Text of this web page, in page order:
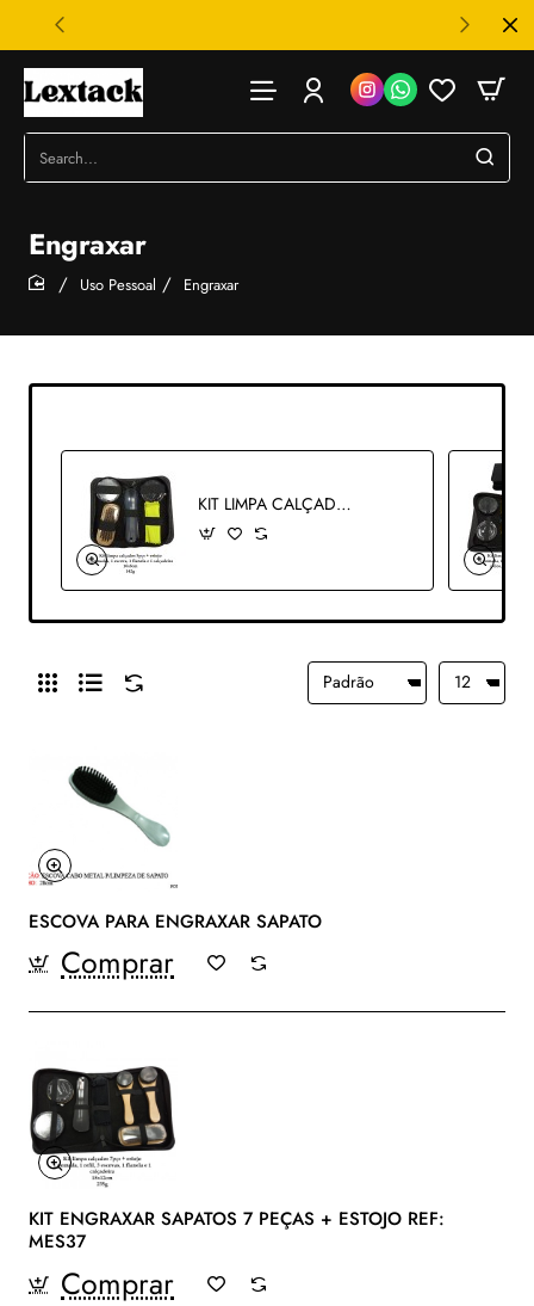
Search...
Engraxar
home
Uso Pessoal Engraxar
KIT LIMPA CALÇADOS 5 PEÇAS + ESTOJO REF: AP14868-5
ESCOVA PARA ENGRAXAR SAPATO
Comprar
KIT ENGRAXAR SAPATOS 7 PEÇAS + ESTOJO REF:
MES37
Comprar